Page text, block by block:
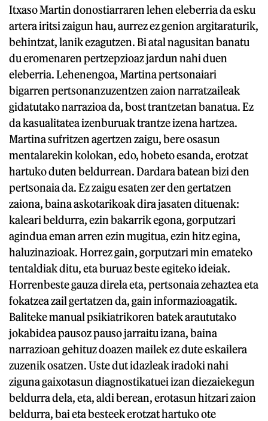
Itxaso Martin donostiarraren lehen eleberria da esku
artera iritsi zaigun hau, aurrez ez genion argitaraturik,
behintzat, lanik ezagutzen. Bi atal nagusitan banatu
du eromenaren pertzepzioaz jardun nahi duen
eleberria. Lehenengoa, Martina pertsonaiari
bigarren pertsonanzuzentzen zaion narratzaileak
gidatutako narrazioa da, bost trantzetan banatua. Ez
da kasualitatea izenburuak trantze izena hartzea.
Martina sufritzen agertzen zaigu, bere osasun
mentalarekin kolokan, edo, hobeto esanda, erotzat
hartuko duten beldurrean. Dardara batean bizi den
pertsonaia da. Ez zaigu esaten zer den gertatzen
zaiona, baina askotarikoak dira jasaten dituenak:
kaleari beldurra, ezin bakarrik egona, gorputzari
agindua eman arren ezin mugitua, ezin hitz egina,
haluzinazioak. Horrez gain, gorputzari min emateko
tentaldiak ditu, eta buruaz beste egiteko ideiak.
Horrenbeste gauza direla eta, pertsonaia zehaztea eta
fokatzea zail gertatzen da, gain informazioagatik.
Baliteke manual psikiatrikoren batek araututako
jokabidea pausoz pauso jarraitu izana, baina
narrazioan gehituz doazen mailek ez dute eskailera
zuzenik osatzen. Uste dut idazleak iradoki nahi
ziguna gaixotasun diagnostikatuei izan diezaiekegun
beldurra dela, eta, aldi berean, erotasun hitzari zaion
beldurra, bai eta besteek erotzat hartuko ote